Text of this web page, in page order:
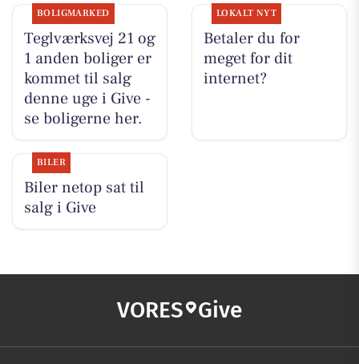
BOLIGMARKED
Teglværksvej 21 og
1 anden boliger er
kommet til salg
denne uge i Give -
se boligerne her.
LOKALT NYT
Betaler du for
meget for dit
internet?
BILER
Biler netop sat til
salg i Give
VORES Give